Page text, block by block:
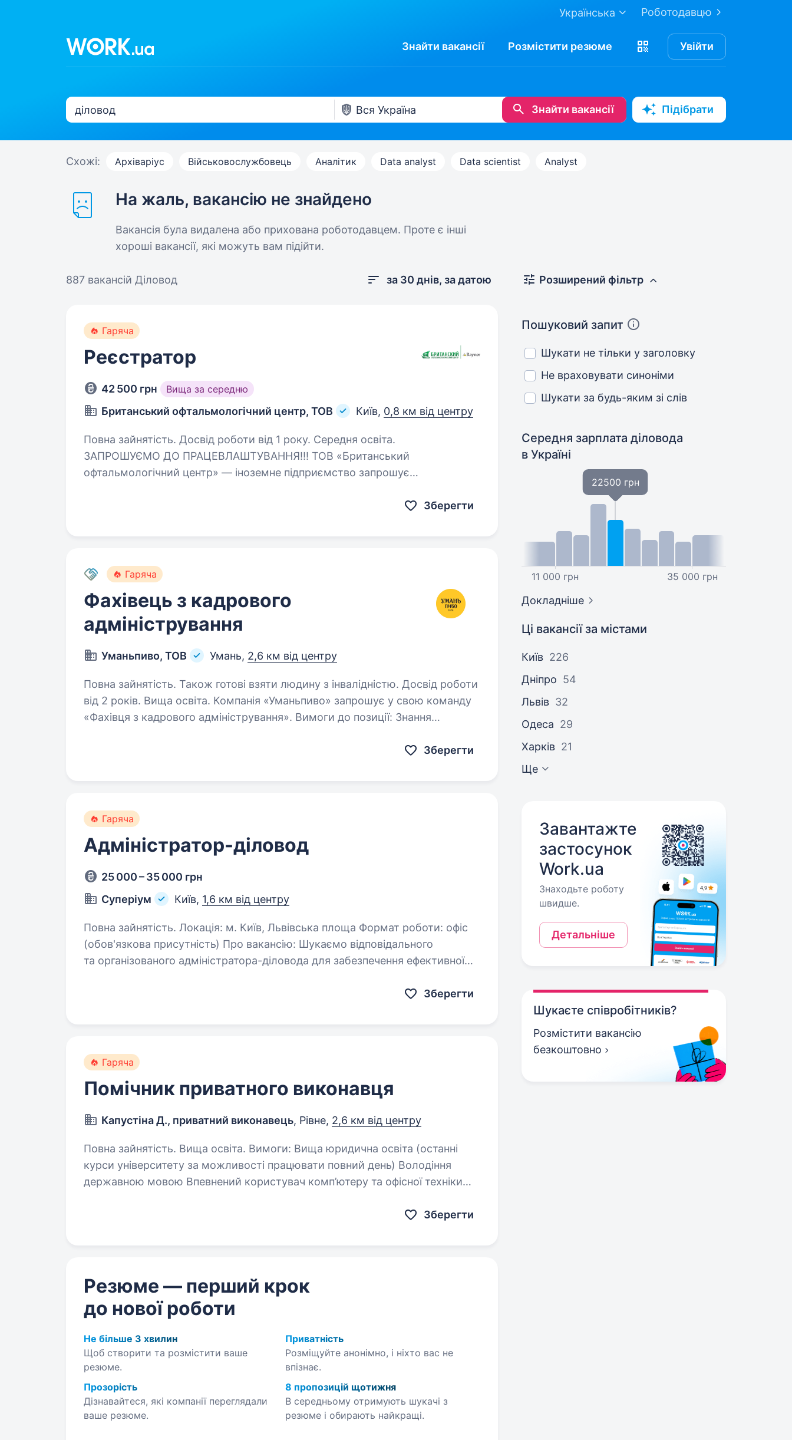
Роботодавцю
Українська
Знайти вакансії Розмістити резюме Увійти
Знайти вакансії Підібрати
Схожі: Архіваріус Військовослужбовець Аналітик Data analyst Data scientist Analyst
На жаль, вакансію не знайдено
Вакансія була видалена або прихована роботодавцем. Проте є інші
хороші вакансії, які можуть вам підійти.
887 вакансій Діловод за 30 днів, за датою
Гаряча
Реєстратор
42 500 грн Вища за середню
Британський офтальмологічний центр, ТОВ Київ, 0,8 км від центру
Повна зайнятість. Досвід роботи від 1 року. Середня освіта.
ЗАПРОШУЄМО ДО ПРАЦЕВЛАШТУВАННЯ!!! ТОВ «Британський
офтальмологічний центр» — іноземне підприємство запрошує
Зберегти
Гаряча
Фахівець з кадрового
адміністрування
Уманьпиво, ТОВ Умань, 2,6 км від центру
Повна зайнятість. Також готові взяти людину з інвалідністю. Досвід роботи
від 2 років. Вища освіта. Компанія «Уманьпиво» запрошує у свою команду
«Фахівця з кадрового адміністрування». Вимоги до позиції: Знання
Зберегти
Гаряча
Адміністратор-діловод
25 000 – 35 000 грн
Суперіум
Київ, 1,6 км від центру
Повна зайнятість. Локація: м. Київ, Львівська площа Формат роботи: офіс
(обов'язкова присутність) Про вакансію: Шукаємо відповідального
та організованого адміністратора-діловода для забезпечення ефективної
Зберегти
Гаряча
Помічник приватного виконавця
Капустіна Д., приватний виконавець, Рівне, 2,6 км від центру
Повна зайнятість. Вища освіта. Вимоги: Вища юридична освіта (останні
курси університету за можливості працювати повний день) Володіння
державною мовою Впевнений користувач комп’ютеру та офісної техніки
Зберегти
Резюме — перший крок
до нової роботи
Не більше 3 хвилин
Щоб створити та розмістити ваше
резюме.
Приватність
Розміщуйте анонімно, і ніхто вас не
впізнає.
Прозорість
Дізнавайтеся, які компанії переглядали
ваше резюме.
8 пропозицій щотижня
В середньому отримують шукачі з
резюме і обирають найкращі.
Розширений фільтр
Пошуковий запит
Шукати не тільки у заголовку
Не враховувати синоніми
Шукати за будь-яким зі слів
Середня зарплата діловода
в Україні
11 000 грн
22500 грн
35 000 грн
Докладніше
Ці вакансії за містами
Київ 226
Дніпро 54
Львів 32
Одеса 29
Харків 21
Ще
Завантажте
застосунок
Work.ua
Знаходьте роботу
швидше.
Детальніше
Шукаєте співробітників?
Розмістити вакансію
безкоштовно